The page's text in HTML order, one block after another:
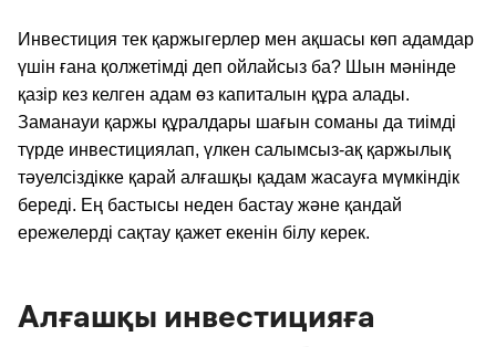
Инвестиция тек қаржыгерлер мен ақшасы көп адамдар
үшін ғана қолжетімді деп ойлайсыз ба? Шын мәнінде
қазір кез келген адам өз капиталын құра алады.
Заманауи қаржы құралдары шағын соманы да тиімді
түрде инвестициялап, үлкен салымсыз-ақ қаржылық
тәуелсіздікке қарай алғашқы қадам жасауға мүмкіндік
береді. Ең бастысы неден бастау және қандай
ережелерді сақтау қажет екенін білу керек.
Алғашқы инвестицияға